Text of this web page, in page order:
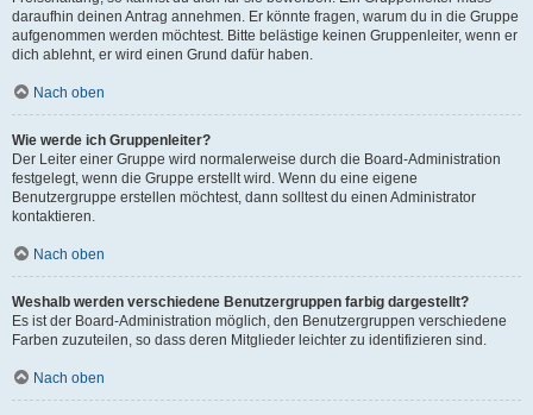
daraufhin deinen Antrag annehmen. Er könnte fragen, warum du in die Gruppe
aufgenommen werden möchtest. Bitte belästige keinen Gruppenleiter, wenn er
dich ablehnt, er wird einen Grund dafür haben.
Nach oben
Wie werde ich Gruppenleiter?
Der Leiter einer Gruppe wird normalerweise durch die Board-Administration
festgelegt, wenn die Gruppe erstellt wird. Wenn du eine eigene
Benutzergruppe erstellen möchtest, dann solltest du einen Administrator
kontaktieren.
Nach oben
Weshalb werden verschiedene Benutzergruppen farbig dargestellt?
Es ist der Board-Administration möglich, den Benutzergruppen verschiedene
Farben zuzuteilen, so dass deren Mitglieder leichter zu identifizieren sind.
Nach oben